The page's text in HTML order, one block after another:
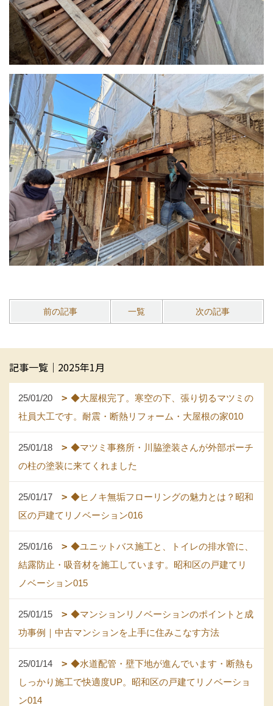
前の記事 一覧 次の記事
記事一覧｜2025年1月
25/01/20
◆大屋根完了。寒空の下、張り切るマツミの
社員大工です。耐震・断熱リフォーム・大屋根の家010
25/01/18
◆マツミ事務所・川脇塗装さんが外部ポーチ
の柱の塗装に来てくれました
25/01/17
◆ヒノキ無垢フローリングの魅力とは？昭和
区の戸建てリノベーション016
25/01/16
◆ユニットバス施工と、トイレの排水管に、
結露防止・吸音材を施工しています。昭和区の戸建てリ
ノベーション015
25/01/15
◆マンションリノベーションのポイントと成
功事例｜中古マンションを上手に住みこなす方法
25/01/14
◆水道配管・壁下地が進んでいます・断熱も
しっかり施工で快適度UP。昭和区の戸建てリノベーショ
ン014